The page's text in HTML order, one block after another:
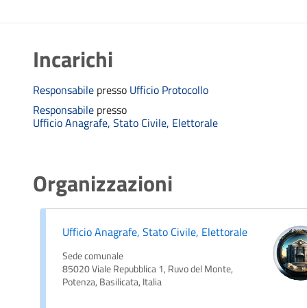
Incarichi
Responsabile presso Ufficio Protocollo
Responsabile presso
Ufficio Anagrafe, Stato Civile, Elettorale
Organizzazioni
Ufficio Anagrafe, Stato Civile, Elettorale
Sede comunale
85020 Viale Repubblica 1, Ruvo del Monte,
Potenza, Basilicata, Italia